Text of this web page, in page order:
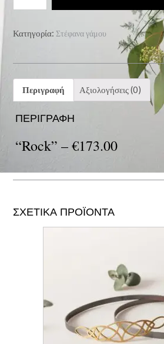
€173.00
Κατηγορία: Στέφανα γάμου
Περιγραφή Αξιολογήσεις (0)
ΠΕΡΙΓΡΑΦΉ
“Rock” –€173.00
ΣΧΕΤΙΚΆ ΠΡΟΪΌΝΤΑ